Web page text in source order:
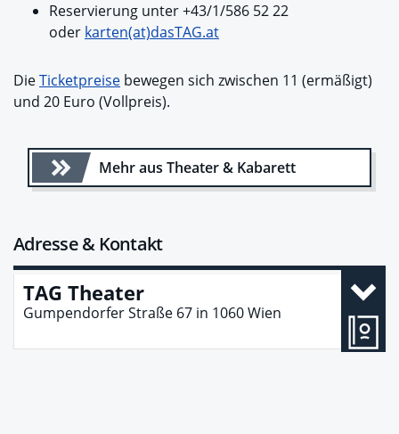
Reservierung unter +43/1/586 52 22
oder karten(at)dasTAG.at
DieTicketpreise bewegen sich zwischen 11 (ermäßigt)
und 20 Euro (Vollpreis).
Mehr aus Theater & Kabarett
Adresse & Kontakt
TAG Theater
Gumpendorfer Straße 67 in 1060Wien